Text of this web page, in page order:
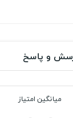
و پاسخ
میانگین امتیاز